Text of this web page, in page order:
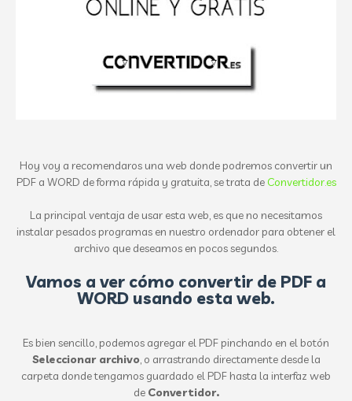
Hoy voy a recomendaros una web donde podremos convertir un
PDF a WORD de forma rápida y gratuita, se trata de Convertidor.es
La principal ventaja de usar esta web, es que no necesitamos
instalar pesados programas en nuestro ordenador para obtener el
archivo que deseamos en pocos segundos.
Vamos a ver cómo convertir de PDF a
WORD usando esta web.
Es bien sencillo, podemos agregar el PDF pinchando en el botón
Seleccionar archivo, o arrastrando directamente desde la
carpeta donde tengamos guardado el PDF hasta la interfaz web
de Convertidor.